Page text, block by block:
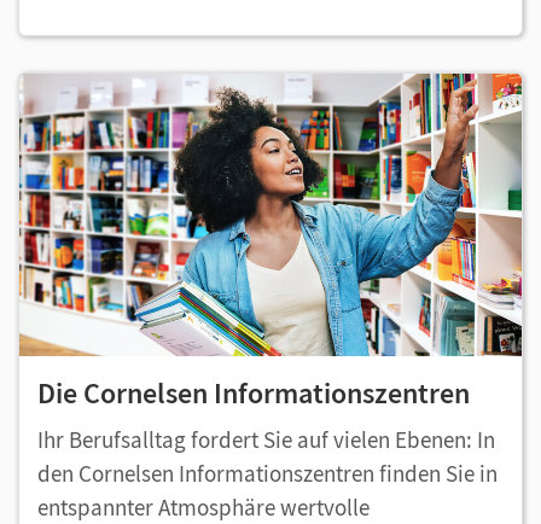
Die Cornelsen Informationszentren
Ihr Berufsalltag fordert Sie auf vielen Ebenen: In
den Cornelsen Informationszentren finden Sie in
entspannter Atmosphäre wertvolle